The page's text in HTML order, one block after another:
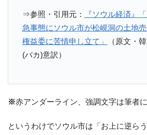
⇒参照・引用元：
『ソウル経済』
急事態にソウル市が松峴洞の土地
権益委に苦情申し立て」
（原文・
(バカ)意訳）
※赤アンダーライン、強調文字は筆者
というわけでソウル市は「お上に逆ら